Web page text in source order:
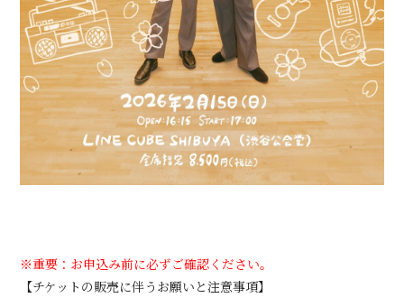
※重要：お申込み前に必ずご確認ください。
【チケットの販売に伴うお願いと注意事項】